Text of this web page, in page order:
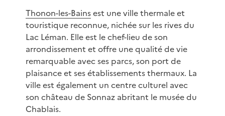
Thonon-les-Bainsest une ville thermale et
touristique reconnue, nichée sur les rives du
Lac Léman. Elle est le chef-lieu de son
arrondissement et offre une qualité de vie
remarquable avec ses parcs, son port de
plaisance et ses établissements thermaux. La
ville est également un centre culturel avec
son château de Sonnaz abritant le musée du
Chablais.